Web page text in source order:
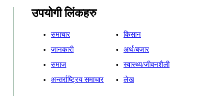
उपयोगी लिंकहरु
समाचार
किसान
जानकारी
अर्थ/बजार
समाज
स्वास्थ्य/जीवनशैली
अन्तर्राष्ट्रिय समाचार
लेख